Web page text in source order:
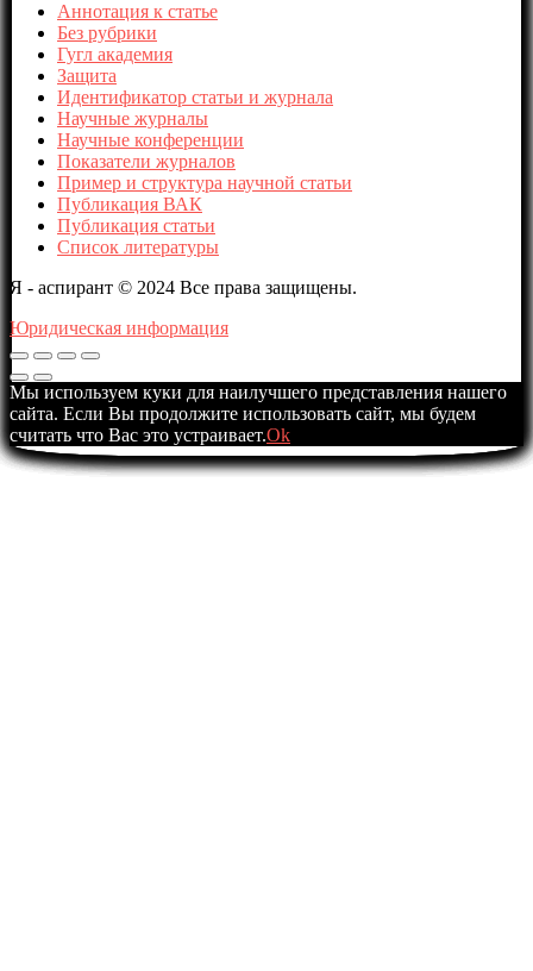
Аннотация к статье
Без рубрики
Гугл академия
Защита
Идентификатор статьи и журнала
Научные журналы
Научные конференции
Показатели журналов
Пример и структура научной статьи
Публикация ВАК
Публикация статьи
Список литературы
Я - аспирант © 2024 Все права защищены.
Юридическая информация
Мы используем куки для наилучшего представления нашего
сайта. Если Вы продолжите использовать сайт, мы будем
считать что Вас это устраивает.Ok